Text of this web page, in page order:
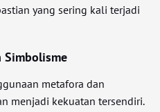
yang sering kali terjadi
Simbolisme
metafora dan
menjadi kekuatan tersendiri.